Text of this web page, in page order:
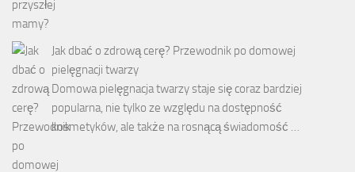
Jak dbać o zdrową cerę? Przewodnik po domowej
pielęgnacji twarzy
Domowa pielęgnacja twarzy staje się coraz bardziej
popularna, nie tylko ze względu na dostępność
kosmetyków, ale także na rosnącą świadomość …